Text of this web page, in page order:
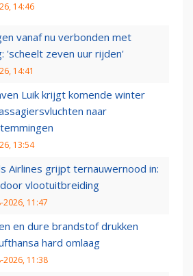
14:46
vanaf nu verbonden met
'scheelt zeven uur rijden'
14:41
Luik krijgt komende winter
naar
13:54
Airlines grijpt ternauwernood in:
vlootuitbreiding
2026, 11:47
en dure brandstof drukken
hard omlaag
2026, 11:38